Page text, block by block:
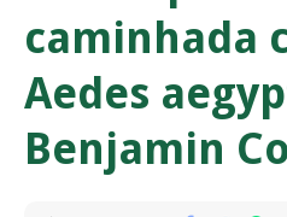
caminhada
Aedes
Benjamin